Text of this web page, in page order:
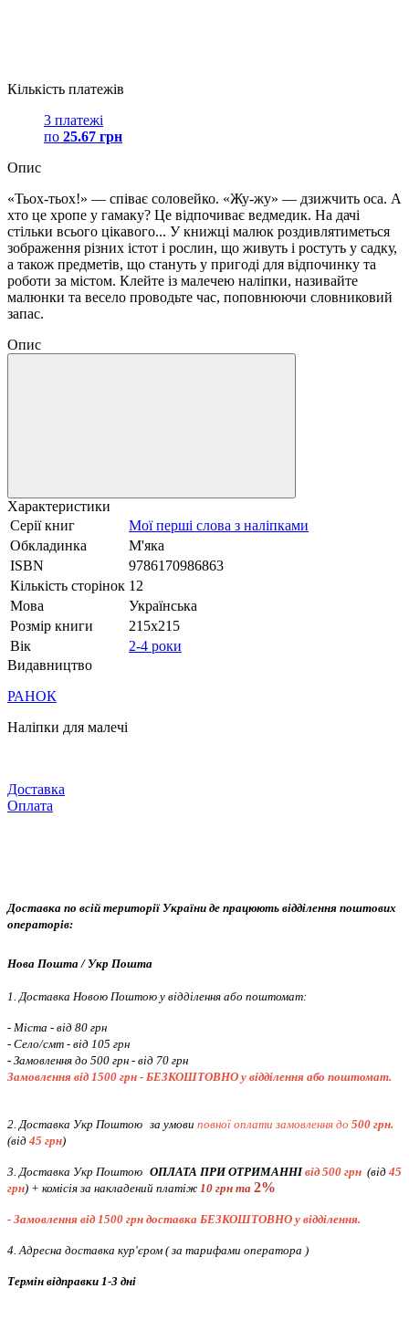
Кількість платежів
3 платежі
по 25.67 грн
Опис
«Тьох-тьох!» — співає соловейко. «Жу-жу» — дзижчить оса. А
хто це хропе у гамаку? Це відпочиває ведмедик. На дачі
стільки всього цікавого... У книжці малюк роздивлятиметься
зображення різних істот і рослин, що живуть і ростуть у садку,
а також предметів, що стануть у пригоді для відпочинку та
роботи за містом. Клейте із малечею наліпки, називайте
малюнки та весело проводьте час, поповнюючи словниковий
запас.
Опис
Характеристики
Серії книг
Мої перші слова з наліпками
Обкладинка
М'яка
ISBN
9786170986863
Кількість сторінок 12
Мова
Українська
Розмір книги
215х215
Вік
2-4 роки
Видавництво
РАНОК
Наліпки для малечі
Доставка
Оплата
Доставка по всій території України де працюють відділення поштових
операторів:
Нова Пошта / Укр Пошта
1. Доставка Новою Поштою у відділення або поштомат:
- Міста - від 80 грн
- Село/смт - від 105 грн
- Замовлення до 500 грн - від 70 грн
Замовлення від 1500 грн - БЕЗКОШТОВНО у відділення або поштомат.
2. Доставка Укр Поштою за умови повної оплати замовлення до 500 грн.
(від 45 грн)
3. Доставка Укр Поштою ОПЛАТА ПРИ ОТРИМАННІвід 500 грн (від 45
грн) + комісія за накладений платіж 10 грн та 2%
- Замовлення від 1500 грн доставка БЕЗКОШТОВНО у відділення.
4. Адресна доставка кур'єром ( за тарифами оператора )
Термін відправки 1-3 дні